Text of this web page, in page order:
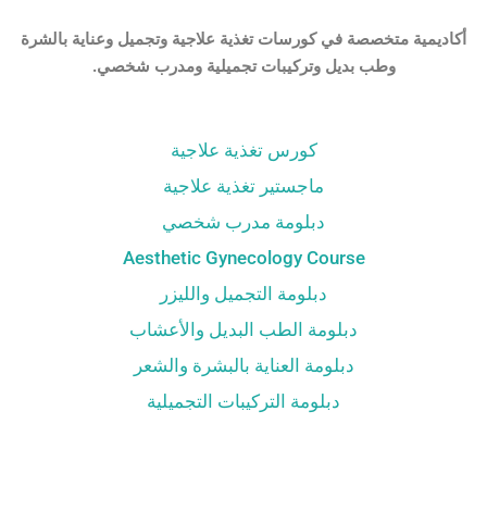
أكاديمية متخصصة في كورسات تغذية علاجية وتجميل وعناية بالشرة
وطب بديل وتركيبات تجميلية ومدرب شخصي.
كورس تغذية علاجية
ماجستير تغذية علاجية
دبلومة مدرب شخصي
Aesthetic Gynecology Course
دبلومة التجميل والليزر
دبلومة الطب البديل والأعشاب
دبلومة العناية بالبشرة والشعر
دبلومة التركيبات التجميلية